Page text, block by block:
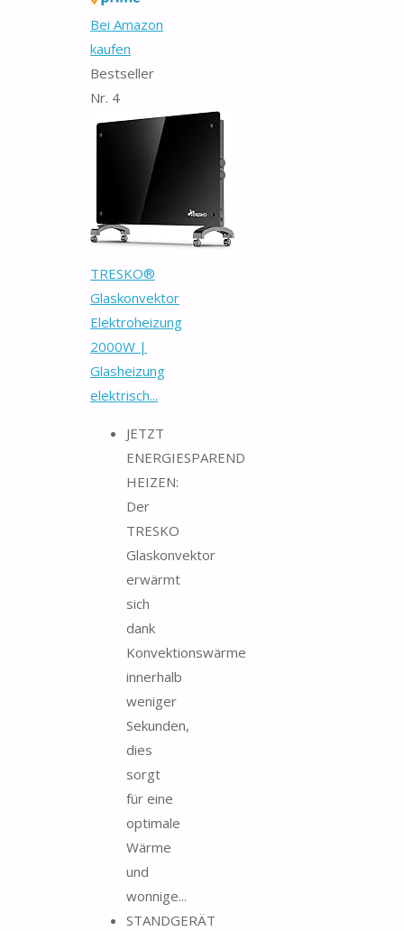
Bei Amazon
kaufen
Bestseller
Nr. 4
TRESKO®
Glaskonvektor
Elektroheizung
2000W |
Glasheizung
elektrisch...
JETZT
ENERGIESPAREND
HEIZEN:
Der
TRESKO
Glaskonvektor
erwärmt
sich
dank
Konvektionswärme
innerhalb
weniger
Sekunden,
dies
sorgt
für eine
optimale
Wärme
und
wonnige...
STANDGERÄT